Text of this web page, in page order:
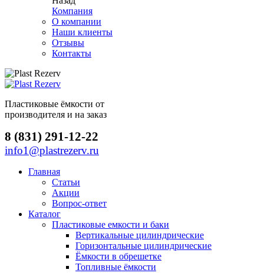
Компания
О компании
Наши клиенты
Отзывы
Контакты
Пластиковые ёмкости от
производителя и на заказ
8 (831) 291-12-22
info1@plastrezerv.ru
Главная
Статьи
Акции
Вопрос-ответ
Каталог
Пластиковые емкости и баки
Вертикальные цилиндрические
Горизонтальные цилиндрические
Ёмкости в обрешетке
Топливные ёмкости